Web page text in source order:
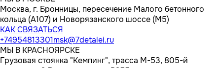
Москва, г. Бронницы, пересечение Малого бетонного
кольца (А107) и Новорязанского шоссе (М5)
КАК СВЯЗАТЬСЯ
+74954813301msk@7detalei.ru
МЫ В КРАСНОЯРСКЕ
Грузовая стоянка "Кемпинг", трасса M-53, 805-й